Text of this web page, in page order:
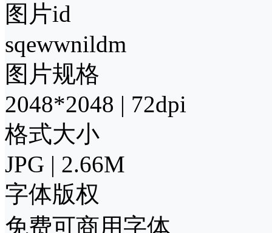
图片id
sqewwnildm
图片规格
2048*2048 | 72dpi
格式大小
JPG | 2.66M
字体版权
免费可商用字体